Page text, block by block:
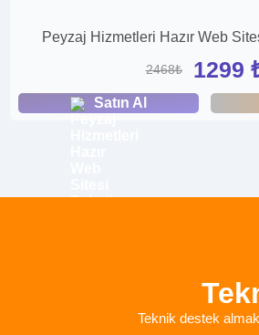
Peyzaj Hizmetleri Hazır Web
2468₺ 1299
Satın Al
Teknik destek